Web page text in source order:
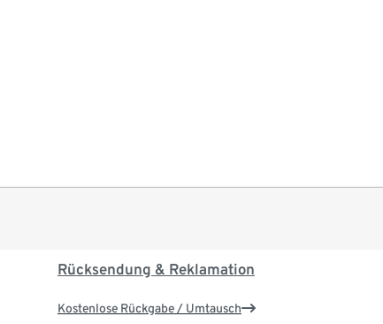
Rücksendung & Reklamation
Kostenlose Rückgabe / Umtausch